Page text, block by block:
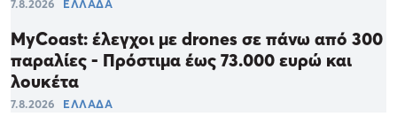
7.8.2026 ΕΛΛΑΔΑ
MyCoast: έλεγχοι με drones σε πάνω από 300
παραλίες - Πρόστιμα έως 73.000 ευρώ και
λουκέτα
7.8.2026 ΕΛΛΑΔΑ